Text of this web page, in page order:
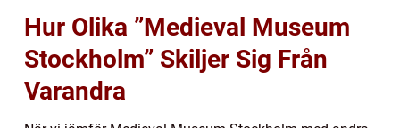
Hur Olika ”Medieval Museum
Stockholm” Skiljer Sig Från
Varandra